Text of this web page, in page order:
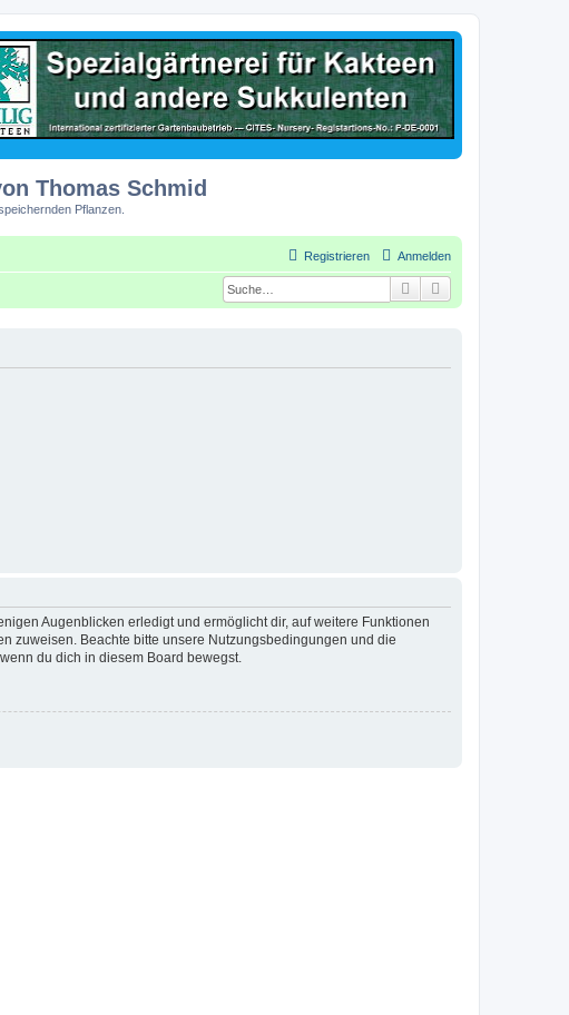
Thomas Schmid
Pflanzen.
Anmelden
Registrieren
Suche
Augenblicken erledigt und ermöglicht dir, auf weitere Funktionen
zuweisen. Beachte bitte unsere Nutzungsbedingungen und die
du dich in diesem Board bewegst.